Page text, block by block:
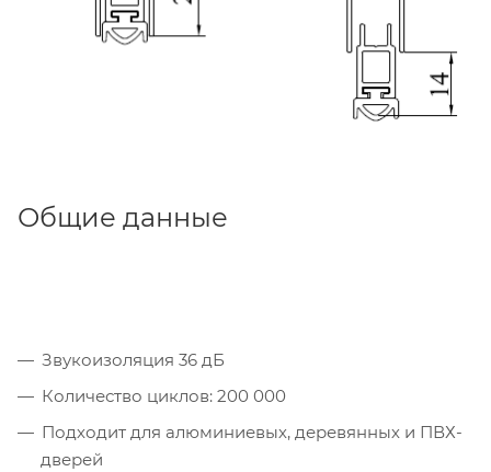
Общие данные
Звукоизоляция 36 дБ
Количество циклов: 200 000
Подходит для алюминиевых, деревянных и ПВХ-
дверей